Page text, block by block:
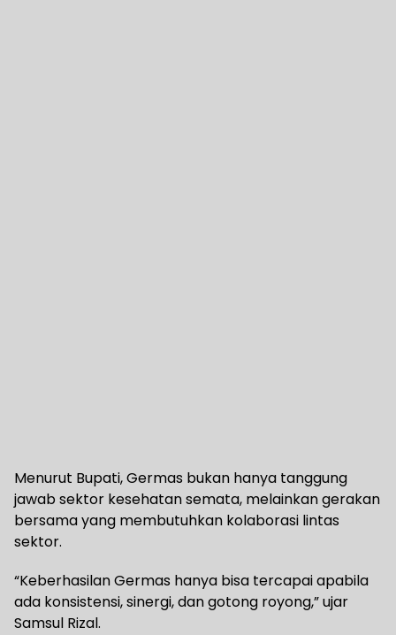
Menurut Bupati, Germas bukan hanya tanggung
jawab sektor kesehatan semata, melainkan gerakan
bersama yang membutuhkan kolaborasi lintas
sektor.
“Keberhasilan Germas hanya bisa tercapai apabila
ada konsistensi, sinergi, dan gotong royong,” ujar
Samsul Rizal.